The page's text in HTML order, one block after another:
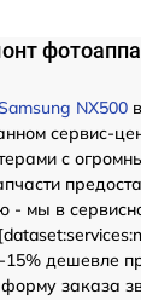
NX500
сервис-
с
- мы в
-15% дешевле
заказа